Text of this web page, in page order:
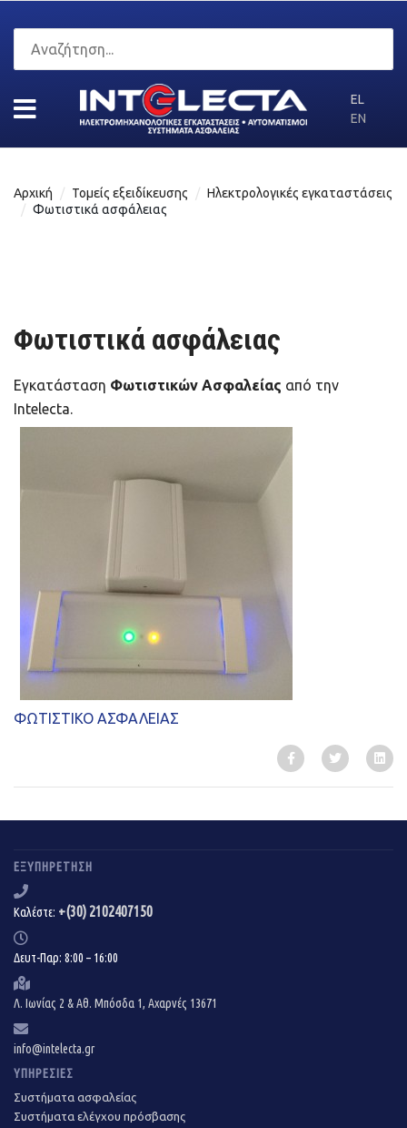
EL
EN
Αρχική Τομείς εξειδίκευσης
Ηλεκτρολογικές εγκαταστάσεις
Φωτιστικά ασφάλειας
Φωτιστικά ασφάλειας
Εγκατάσταση Φωτιστικών Ασφαλείας από την
Intelecta.
ΦΩΤΙΣΤΙΚΟ ΑΣΦΑΛΕΙΑΣ
ΕΞΥΠΗΡΈΤΗΣΗ
Καλέστε: +(30) 2102407150
Δευτ-Παρ: 8:00 – 16:00
Λ. Ιωνίας 2 & Αθ. Μπόσδα 1, Αχαρνές 13671
info@intelecta.gr
ΥΠΗΡΕΣΊΕΣ
Συστήματα ασφαλείας
Συστήματα ελέγχου πρόσβασης